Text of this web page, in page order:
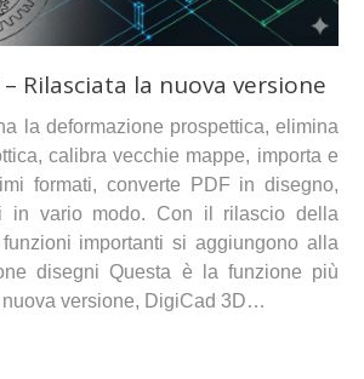
Rilasciata la nuova versione
la deformazione prospettica, elimina
calibra vecchie mappe, importa e
formati, converte PDF in disegno,
in vario modo. Con il rilascio della
importanti si aggiungono alla
disegni Questa è la funzione più
versione, DigiCad 3D…